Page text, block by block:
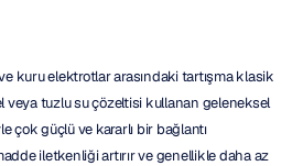
kuru elektrotlar arasındaki tartışma klasik
veya tuzlu su çözeltisi kullanan geleneksel
çok güçlü ve kararlı bir bağlantı
iletkenliği artırır ve genellikle daha az